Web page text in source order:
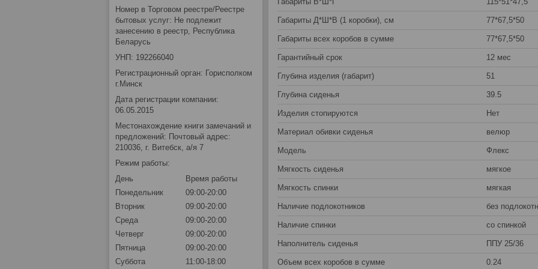
Габариты Д*Ш*В (1 коробки), см 77*67,5*50
Габариты всех коробов в сумме 77*67,5*50
Гарантийный срок 12 мес
Глубина изделия (габарит) 51
Глубина сиденья 39.5
Изделия стопируются Нет
Материал обивки сиденья велюр
Модель Флекс
Мягкость сиденья мягкое
Мягкость спинки мягкая
Наличие подлокотников без
Наличие спинки со спинкой
Наполнитель сиденья ППУ 25/36
Объем всех коробов в сумме 0.24
Номер в Торговом реестре/Реестре
бытовых услуг: Не подлежит
занесению в реестр, Республика
Беларусь
УНП: 192266040
Регистрационный орган: Горисполком
г.Минск
Дата регистрации компании:
06.05.2015
Местонахождение книги замечаний и
предложений: Почтовый адрес:
210036, г. Витебск, а/я 7
Режим работы:
День
Время работы
Понедельник
09:00-20:00
Вторник
09:00-20:00
Среда
09:00-20:00
Четверг
09:00-20:00
Пятница
09:00-20:00
Суббота
11:00-18:00